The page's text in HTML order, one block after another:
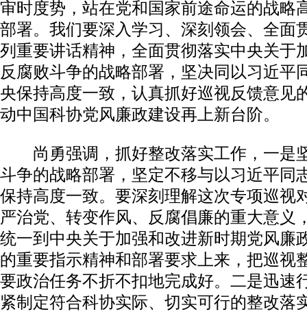
审时度势，站在党和国家前途命运的战略
部署。我们要深入学习、深刻领会、全面
列重要讲话精神，全面贯彻落实中央关于
反腐败斗争的战略部署，坚决同以习近平
央保持高度一致，认真抓好巡视反馈意见
动中国科协党风廉政建设再上新台阶。
尚勇强调，抓好整改落实工作，一是
斗争的战略部署，坚定不移与以习近平同
保持高度一致。要深刻理解这次专项巡视
严治党、转变作风、反腐倡廉的重大意义
统一到中央关于加强和改进新时期党风廉
的重要指示精神和部署要求上来，把巡视
要政治任务不折不扣地完成好。二是迅速
紧制定符合科协实际、切实可行的整改落